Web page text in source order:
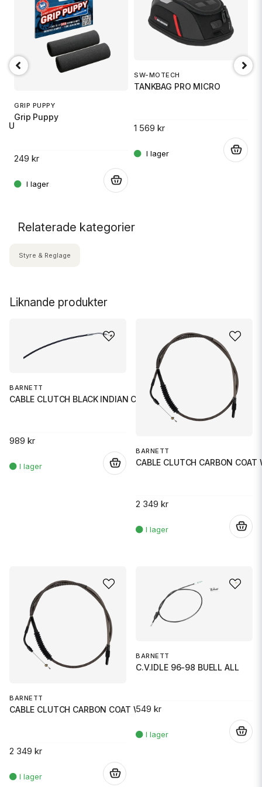
RU
GRIP PUPPY
Grip Puppy
249 kr
SW-MOTECH
TANKBAG PRO MICRO
1 569 kr
Liknande produkter
BARNETT
CABLE CLUTCH BLACK INDIAN CHAL
989 kr
BARNETT
CABLE CLUTCH CARBON COAT
2 349 kr
BARNETT
CABLE CLUTCH CARBON COAT W/BLA
2 349 kr
BARNETT
C.V.IDLE 96-98 BUELL ALL
549 kr
Relaterade kategorier
Styre & Reglage